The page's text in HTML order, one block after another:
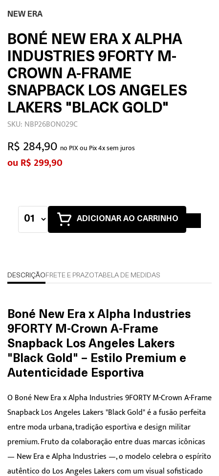
NEW ERA
BONÉ NEW ERA X ALPHA
INDUSTRIES 9FORTY M-
CROWN A-FRAME
SNAPBACK LOS ANGELES
LAKERS "BLACK GOLD"
SKU: NBP26BON029C
R$ 284,90 no PIX ou Pix 4x sem juros
R$ 299,90
ADICIONAR AO CARRINHO
DESCRIÇÃO FRETE E PRAZOTABELA DE MEDIDAS
Boné New Era x Alpha Industries
9FORTY M-Crown A-Frame
Snapback Los Angeles Lakers
"Black Gold" – Estilo Premium e
Autenticidade Esportiva
O Boné New Era x Alpha Industries 9FORTY M-Crown A-Frame
Snapback Los Angeles Lakers "Black Gold" é a fusão perfeita
entre moda urbana, tradição esportiva e design militar
premium. Fruto da colaboração entre duas marcas icônicas
— New Era e Alpha Industries —, o modelo celebra o espírito
autêntico do Los Angeles Lakers com um visual sofisticado